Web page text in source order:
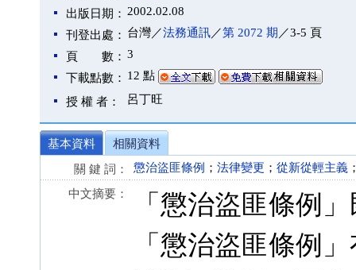
出版日期： 2002.02.08
刊登出處： 台灣／法務通訊／第 2072 期 ／3-5 頁
頁 數： 3
下載點數： 12 點
授 權 者： 呂丁旺
基本資料
相關資料
關 鍵 詞：
懲治盜匪條例 ； 法律變更 ； 從新從輕主義
中文摘要：
「懲治盜匪條例
「懲治盜匪條例